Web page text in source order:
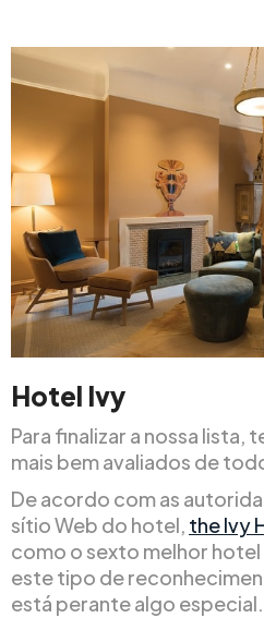
Hotel Ivy
Para finalizar a nossa lista,
mais bem avaliados de
De acordo com as
sítio Web do hotel, the Ivy
como o sexto melhor
este tipo de
está perante algo especial.